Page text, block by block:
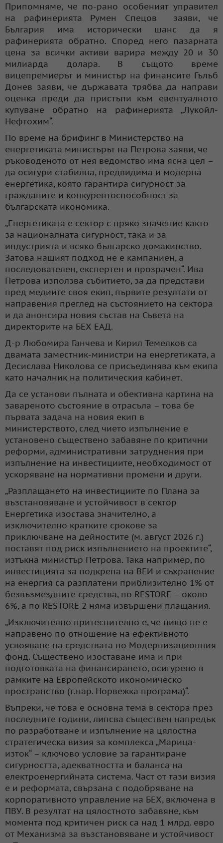
Припомняме, че по-рано особеният управител
на рафинерията Румен Спецов заяви, че
България има исторически шанс да я
рафинерията обратно. Според него пазарната
цена за всички активи варира между 20 и 30
милиарда долара. В същото време
вицепремиерът и министър на финансите Гълъб
Донев заяви, че държавата трябва да направи
оценка преди да пристъпи към евентуалното
купуване обратно на рафинерията „Лукойл-
Нефтохим“.
По време на брифинг в Министерство на
енергетиката министърът на Петрова заяви, че
ръководеното от нея ведомство има ясна цел –
да осигури стабилна, предвидима и модерна
енергетика, която гарантира сигурност за
гражданите и конкурентоспособност за
българската икономика.
„Енергетиката е сектор с пряко значение както
за националната сигурност, така и за
индустрията и всяко българско домакинство.
Затова нашият подход не е кампаниен, а
последователен, експертен и прозрачен“. Ива
Петрова използва събитието, за да представи
пред медиите своя екип, първите резултати от
направения преглед на състоянието на сектора
и да анонсира новия състав на Съвета на
директорите на БЕХ ЕАД.
Д-р Любомира Ганчева и Кирил Темелков са
двамата заместник-министри на енергетиката, а
Десислава Николова се присъединява към екипа
като началник на политическия кабинет.
Да се установи пълната и обективна картина на
завареното състояние в отрасъла – това бе
първата задача на новия екип в
министерството, след чието изпълнение е
установено съществено забавяне по критични
реформи, административни затруднения при
изпълнение на инвестициите, необходимост от
ускоряване на нормативни промени и други.
„Разплащането на инвестициите по Плана за
възстановяване и устойчивост в сектор
Енергетика изостава значително, а
изключително кратките срокове за
приключване на дейностите (м. август 2026 г.)
поставят под риск изпълнението на проектите“,
изтъкна министър Петрова. Така например, по
инвестицията за подкрепа на ВЕИ и съхранение
на енергия са разплатени приблизително 1% от
безвъзмездните средства, по RESTORE – около
6%, а по RESTORE 2 няма извършени плащания.
„Изключително притеснително е, че нищо не е
направено по отношение на ефективното
усвояване на средствата по Модернизационния
фонд. Съществено изоставане има и при
подготовката на финансирането, осигурено в
рамките на Европейското икономическо
пространство (т.нар. Норвежка програма)“.
Въпреки, че това е основна тема в сектора през
последните години, липсва съществен напредък
по разработване и изпълнение на цялостна
стратегическа визия за комплекса „Марица-
изток“ – ключово условие за гарантиране
сигурността, адекватността и баланса на
електроенергийната система. Част от тази визия
е и реформата, свързана с подобряване на
корпоративното управление на БЕХ, включена в
ПВУ. В резултат на цялостното забавяне, към
момента под критичен риск са над 1 млрд. евро
от Механизма за възстановяване и устойчивост